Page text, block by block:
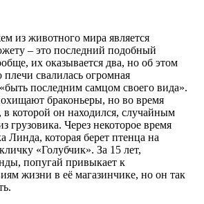
из животного мира является
– это последний подобный
их оказывается два, но об этом
свалилась огромная
последним самцом своего вида».
браконьеры, но во время
в которой он находился, случайным
грузовика. Через некоторое время
Линда, которая берет птенца на
«Голубчик». За 15 лет,
попугай привыкает к
жизни в её магазинчике, но он так